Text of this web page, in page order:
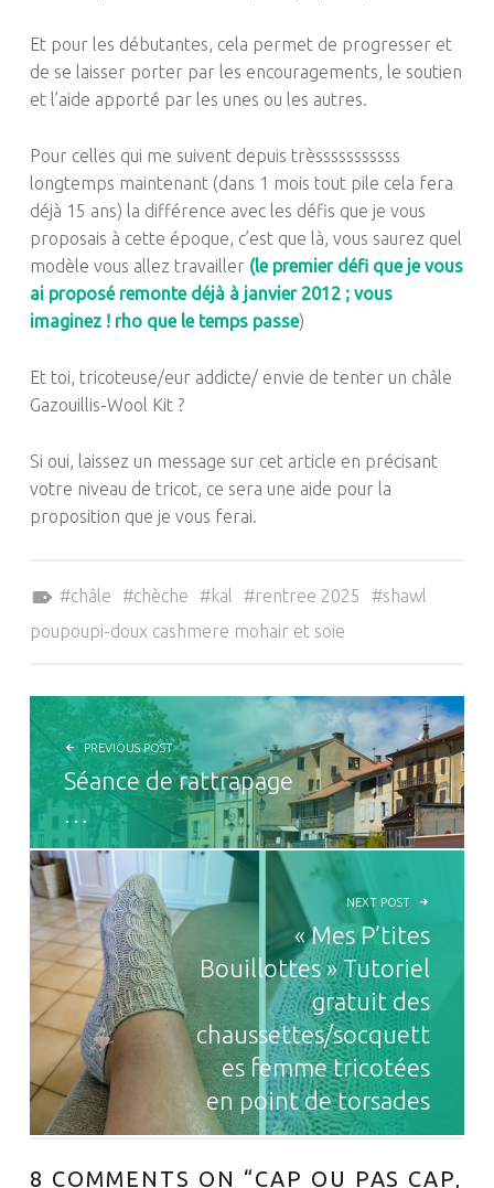
Et pour les débutantes, cela permet de progresser et
de se laisser porter par les encouragements, le soutien
et l’aide apporté par les unes ou les autres.
Pour celles qui me suivent depuis trèsssssssssss
longtemps maintenant (dans 1 mois tout pile cela fera
déjà 15 ans) la différence avec les défis que je vous
proposais à cette époque, c’est que là, vous saurez quel
modèle vous allez travailler (le premier défi que je vous
ai proposé remonte déjà à janvier 2012 ; vous
imaginez ! rho que le temps passe)
Et toi, tricoteuse/eur addicte/ envie de tenter un châle
Gazouillis-Wool Kit ?
Si oui, laissez un message sur cet article en précisant
votre niveau de tricot, ce sera une aide pour la
proposition que je vous ferai.
châle
chèche kal rentree 2025
shawl
poupoupi-doux cashmere mohair et soie
NAVIGATION DE L’ARTICLE
PREVIOUS POST
Séance de rattrapage
…
NEXT POST
« Mes P’tites
Bouillottes » Tutoriel
gratuit des
chaussettes/socquett
es femme tricotées
en point de torsades
8 COMMENTS ON “CAP OU PAS CAP,